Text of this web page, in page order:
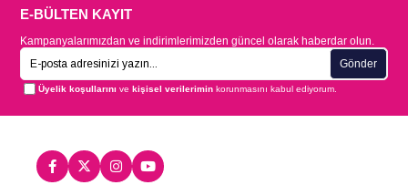
E-BÜLTEN KAYIT
Kampanyalarımızdan ve indirimlerimizden güncel olarak haberdar olun.
Gönder
Üyelik koşullarını vekişisel verilerimin korunmasını kabul ediyorum.